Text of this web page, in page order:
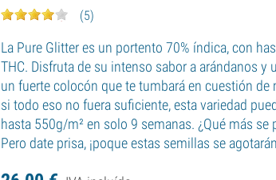
(5)
La Pure Glitter es un portento 70% índica, con
THC. Disfruta de su intenso sabor a arándanos y
un fuerte colocón que te tumbará en cuestión de
si todo eso no fuera suficiente, esta variedad
hasta 550g/m² en solo 9 semanas. ¿Qué más se
Pero date prisa, ¡poque estas semillas se